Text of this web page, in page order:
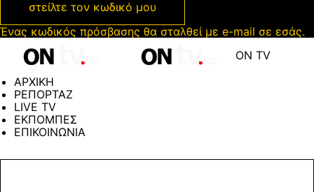
Ένας κωδικός πρόσβασης θα σταλθεί με e-mail σε εσάς.
ON TV
ΑΡΧΙΚΗ
ΡΕΠΟΡΤΑΖ
LIVE TV
ΕΚΠΟΜΠΕΣ
ΕΠΙΚΟΙΝΩΝΙΑ